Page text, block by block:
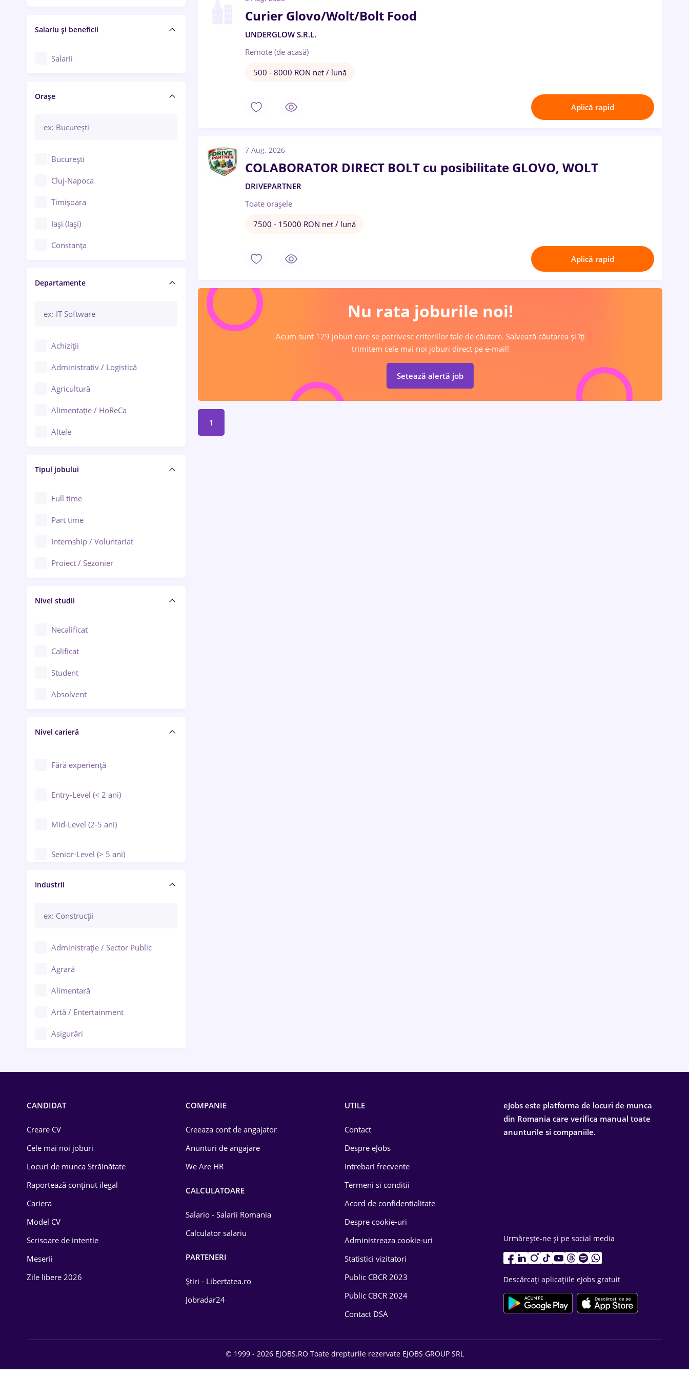
Salariu și beneficii
Salarii
Orașe
București
Cluj-Napoca
Timișoara
Iași (Iași)
Constanța
Brașov
Bacău
Galați (Galați)
Ploiești
Arad
Baia Mare
Bârlad
Bistrița (Bistrița-Năsăud)
Departamente
Achiziții
Administrativ / Logistică
Agricultură
Alimentație / HoReCa
Altele
Asigurări
Au pair / Babysitter / Curățenie
Audit / Consultanță
Auto / Echipamente
Automatizări
Cercetare - dezvoltare
Chimie / Biochimie
Confecții / Design vestimentar
Construcții / Instalații
Controlul calității
Educație / Training / Arte
Tipul jobului
Full time
Part time
Internship / Voluntariat
Proiect / Sezonier
Nivel studii
Necalificat
Calificat
Student
Absolvent
Nivel carieră
Fără experiență
Entry-Level (< 2 ani)
Mid-Level (2-5 ani)
Senior-Level (> 5 ani)
Manager / Executiv
Industrii
Administrație / Sector Public
Agrară
Alimentară
Artă / Entertainment
Asigurări
Drept
Educație / Training
Energetică
Farma
Curier Glovo/Wolt/Bolt Food
UNDERGLOW S.R.L.
Remote (de acasă)
500 - 8000 RON net / lună
Aplică rapid
7 Aug. 2026
COLABORATOR DIRECT BOLT cu posibilitate GLOVO, WOLT
DRIVEPARTNER
Toate oraşele
7500 - 15000 RON net / lună
Aplică rapid
Nu rata joburile noi!
Acum sunt 129 joburi care se potrivesc criteriilor tale de căutare. Salvează căutarea și îți
trimitem cele mai noi joburi direct pe e-mail!
Setează alertă job
1
CANDIDAT
Creare CV
Cele mai noi joburi
Locuri de munca Străinătate
Raportează conținut ilegal
Cariera
Model CV
Scrisoare de intentie
Meserii
Zile libere 2026
COMPANIE
Creeaza cont de angajator
Anunturi de angajare
We Are HR
CALCULATOARE
Salario - Salarii Romania
Calculator salariu
PARTENERI
Știri - Libertatea.ro
Jobradar24
UTILE
Contact
Despre eJobs
Intrebari frecvente
Termeni si conditii
Acord de confidentialitate
Despre cookie-uri
Administreaza cookie-uri
Statistici vizitatori
Public CBCR 2023
Public CBCR 2024
Contact DSA
eJobs este platforma de locuri de munca
din Romania care verifica manual toate
anunturile si companiile.
Urmărește-ne și pe social media
Descărcați aplicațiile eJobs gratuit
© 1999 - 2026 EJOBS.RO Toate drepturile rezervate EJOBS GROUP SRL